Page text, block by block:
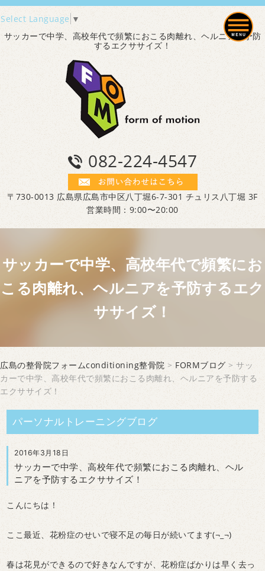
Select Language ▼
サッカーで中学、高校年代で頻繁におこる肉離れ、ヘルニアを予防
するエクササイズ！
082-224-4547
〒730-0013 広島県広島市中区八丁堀6-7-301 チュリス八丁堀 3F
営業時間：9:00〜20:00
サッカーで中学、高校年代で頻繁にお
こる肉離れ、ヘルニアを予防するエク
ササイズ！
広島の整骨院フォームconditioning整骨院 > FORMブログ > サッ
カーで中学、高校年代で頻繁におこる肉離れ、ヘルニアを予防する
エクササイズ！
パーソナルトレーニングブログ
2016年3月18日
サッカーで中学、高校年代で頻繁におこる肉離れ、ヘル
ニアを予防するエクササイズ！
こんにちは！
ここ最近、花粉症のせいで寝不足の毎日が続いてます(¬_¬)
春は花見ができるので好きなんですが、花粉症ばかりは早く去っ